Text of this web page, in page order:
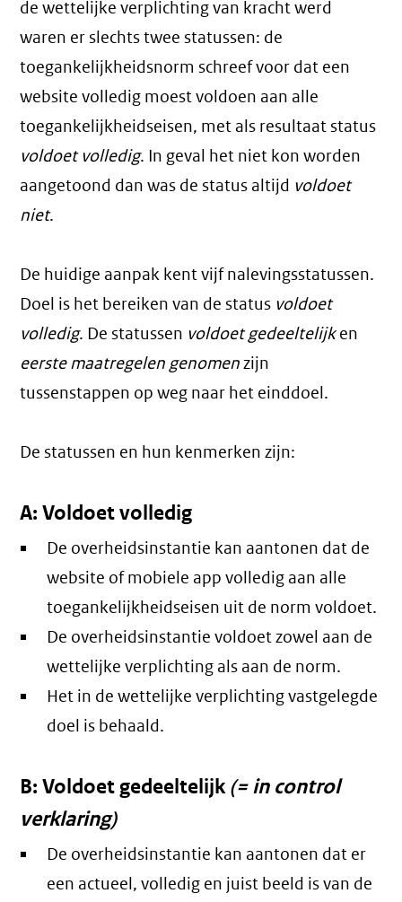
de wettelijke verplichting van kracht werd
waren er slechts twee statussen: de
toegankelijkheidsnorm schreef voor dat een
website volledig moest voldoen aan alle
toegankelijkheidseisen, met als resultaat status
voldoet volledig. In geval het niet kon worden
aangetoond dan was de status altijd voldoet
niet.
De huidige aanpak kent vijf nalevingsstatussen.
Doel is het bereiken van de status voldoet
volledig. De statussen voldoet gedeeltelijken
eerste maatregelen genomenzijn
tussenstappen op weg naar het einddoel.
De statussen en hun kenmerken zijn:
A: Voldoet volledig
De overheidsinstantie kan aantonen dat de
website of mobiele app volledig aan alle
toegankelijkheidseisen uit de norm voldoet.
De overheidsinstantie voldoet zowel aan de
wettelijke verplichting als aan de norm.
Het in de wettelijke verplichting vastgelegde
doel is behaald.
B: Voldoet gedeeltelijk(= in control
verklaring)
De overheidsinstantie kan aantonen dat er
een actueel, volledig en juist beeld is van de